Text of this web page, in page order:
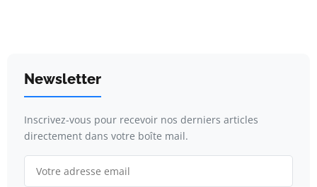
Newsletter
Inscrivez-vous pour recevoir nos derniers articles
directement dans votre boîte mail.